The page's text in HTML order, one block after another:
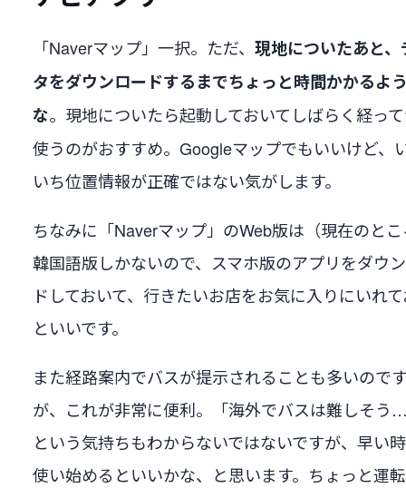
「Naverマップ」一択。ただ、 現地についたあと、
タをダウンロードするまでちょっと時間かかるよ
な。現地についたら起動しておいてしばらく経っ
使うのがおすすめ。Googleマップでもいいけど、
いち位置情報が正確ではない気がします。
ちなみに「Naverマップ」のWeb版は（現在のと
韓国語版しかないので、スマホ版のアプリをダウ
ドしておいて、行きたいお店をお気に入りにいれ
といいです。
また経路案内でバスが提示されることも多いので
が、これが非常に便利。「海外でバスは難しそう
という気持ちもわからないではないですが、早い
使い始めるといいかな、と思います。ちょっと運